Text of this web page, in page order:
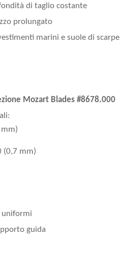
di taglio costante
prolungato
marini e suole di scarpe
Mozart Blades #8678.000
mm)
(0,7 mm)
uniformi
guida